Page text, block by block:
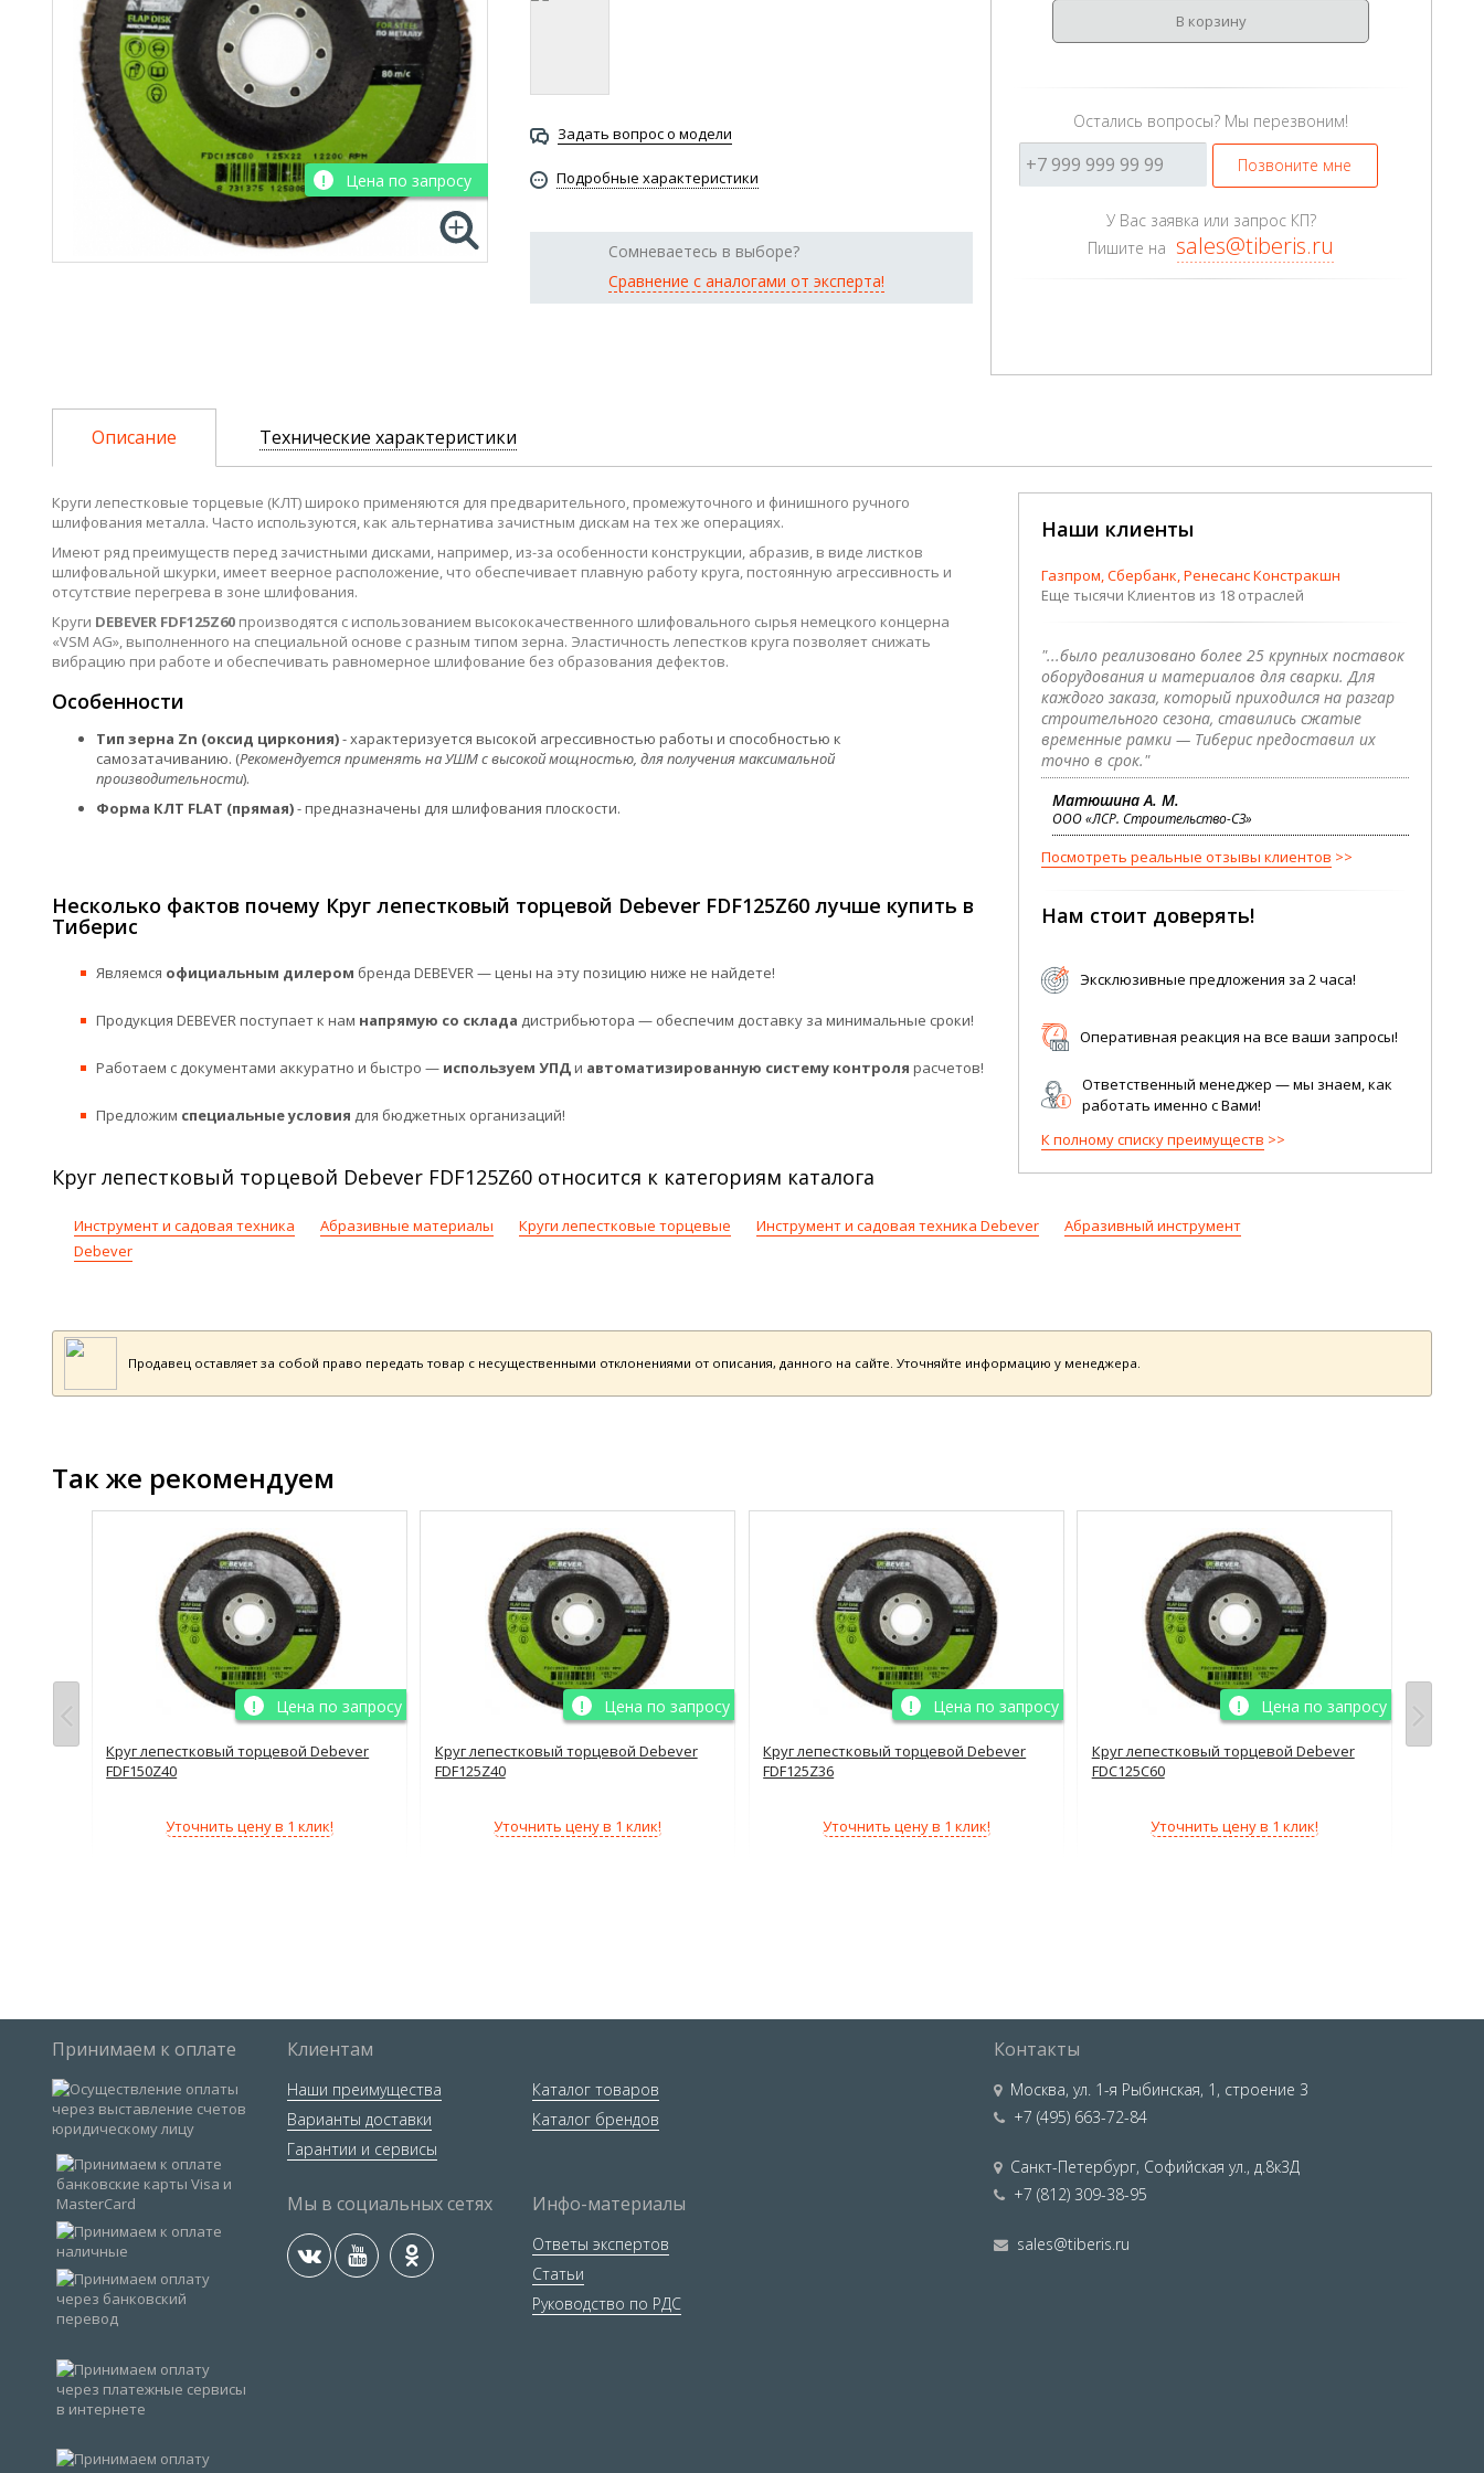
Задать вопрос о модели
Подробные характеристики
Сомневаетесь в выборе?
Сравнение с аналогами от эксперта!
В корзину
Остались вопросы? Мы перезвоним!
Позвоните мне
У Вас заявка или запрос КП?
Пишите на sales@tiberis.ru
Цена по запросу
Описание Технические характеристики
Круги лепестковые торцевые (КЛТ) широко применяются для предварительного, промежуточного и финишного ручного
шлифования металла. Часто используются, как альтернатива зачистным дискам на тех же операциях.
Имеют ряд преимуществ перед зачистными дисками, например, из-за особенности конструкции, абразив, в виде листков
шлифовальной шкурки, имеет веерное расположение, что обеспечивает плавную работу круга, постоянную агрессивность и
отсутствие перегрева в зоне шлифования.
Круги DEBEVER FDF125Z60 производятся с использованием высококачественного шлифовального сырья немецкого концерна
«VSM AG», выполненного на специальной основе с разным типом зерна. Эластичность лепестков круга позволяет снижать
вибрацию при работе и обеспечивать равномерное шлифование без образования дефектов.
Особенности
Тип зерна Zn (оксид циркония)- характеризуется высокой агрессивностью работы и способностью к
самозатачиванию. (Рекомендуется применять на УШМ с высокой мощностью, для получения максимальной
производительности).
Форма КЛТ FLAT (прямая)- предназначены для шлифования плоскости.
Наши клиенты
Газпром, Сбербанк, Ренесанс Констракшн
Еще тысячи Клиентов из 18 отраслей
"...было реализовано более 25 крупных поставок
оборудования и материалов для сварки. Для
каждого заказа, который приходился на разгар
строительного сезона, ставились сжатые
временные рамки — Тиберис предоставил их
точно в срок."
Матюшина А. М.
ООО «ЛСР. Строительство-СЗ»
Посмотреть реальные отзывы клиентов
Нам стоит доверять!
Эксклюзивные предложения за 2 часа!
Оперативная реакция на все ваши запросы!
Ответственный менеджер — мы знаем, как
работать именно с Вами!
К полному списку преимуществ
Несколько фактов почему Круг лепестковый торцевой Debever FDF125Z60 лучше купить в
Тиберис
Являемся официальным дилером бренда DEBEVER — цены на эту позицию ниже не найдете!
Продукция DEBEVER поступает к нам напрямую со склада дистрибьютора — обеспечим доставку за минимальные сроки!
Работаем с документами аккуратно и быстро — используем УПДи автоматизированную систему контроля расчетов!
Предложим специальные условия для бюджетных организаций!
Круг лепестковый торцевой Debever FDF125Z60 относится к категориям каталога
Инструмент и садовая техника Абразивные материалы Круги лепестковые торцевые Инструмент и садовая техника Debever
Абразивный инструмент
Debever
Продавец оставляет за собой право передать товар с несущественными отклонениями от описания, данного на сайте. Уточняйте информацию у менеджера.
Так же рекомендуем
Цена по запросу
Круг лепестковый торцевой Debever
FDF150Z40
Уточнить цену в 1 клик!
Цена по запросу
Круг лепестковый торцевой Debever
FDF125Z40
Уточнить цену в 1 клик!
Цена по запросу
Круг лепестковый торцевой Debever
FDF125Z36
Уточнить цену в 1 клик!
Цена по запросу
Круг лепестковый торцевой Debever
FDC125C60
Уточнить цену в 1 клик!
Круг
Принимаем к оплате Клиентам
Наши преимущества
Варианты доставки
Гарантии и сервисы
Каталог товаров
Каталог брендов
Мы в социальных сетях Инфо-материалы
Ответы экспертов
Статьи
Руководство по РДС
Контакты
Москва,ул. 1-я Рыбинская, 1, строение 3
+7 (495) 663-72-84
Санкт-Петербург, Софийская ул., д.8к3Д
+7 (812) 309-38-95
sales@tiberis.ru